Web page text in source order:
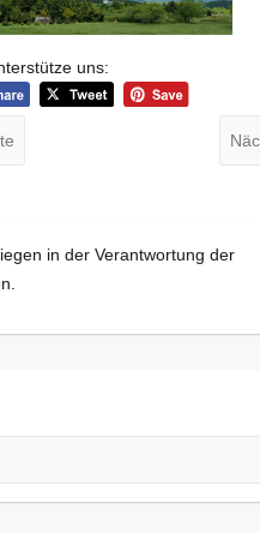
uns:
in der Verantwortung der